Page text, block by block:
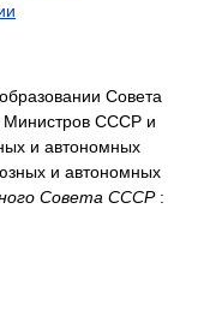
Совета
СССР и
и автономных
и автономных
Совета СССР: